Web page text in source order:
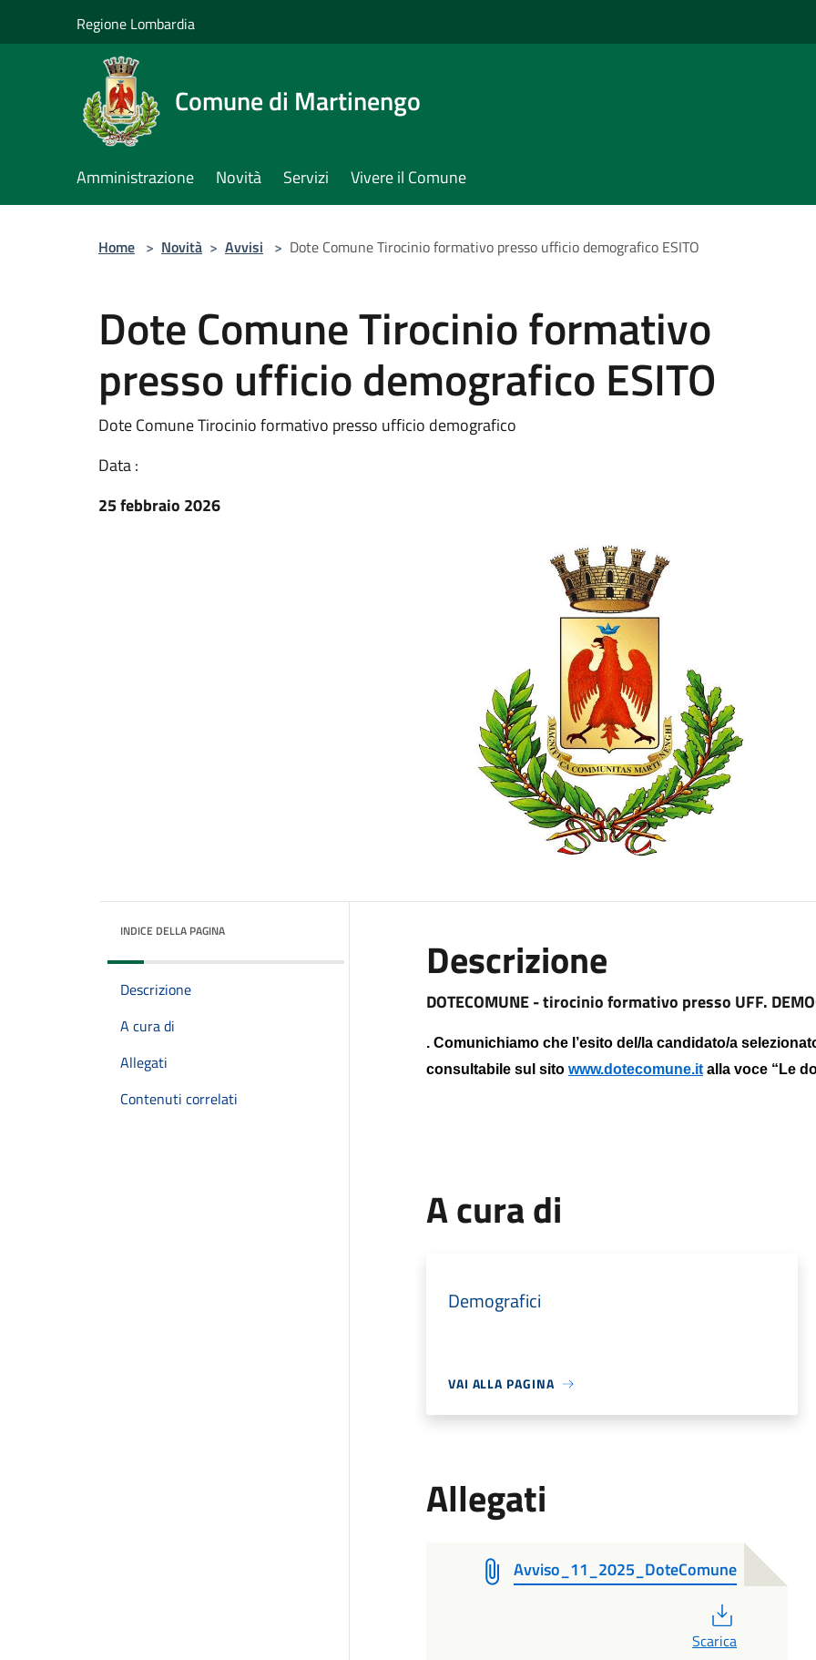
Regione Lombardia
Comune di Martinengo
Amministrazione Novità Servizi Vivere il Comune
Home > Novità > Avvisi > Dote Comune Tirocinio formativo presso ufficio demografico ESITO
Dote Comune Tirocinio formativo
presso ufficio demografico ESITO
Dote Comune Tirocinio formativo presso ufficio demografico
Data :
25 febbraio 2026
INDICE DELLA PAGINA
Descrizione
A cura di
Allegati
Contenuti correlati
Descrizione
DOTECOMUNE - tirocinio formativo presso UFF.
.Comunichiamo che l’esito del/la candidato/a
consultabile sul sito www.dotecomune.italla voce “Le
A cura di
Demografici
VAI ALLA PAGINA
Allegati
Avviso_11_2025_DoteComune
Scarica